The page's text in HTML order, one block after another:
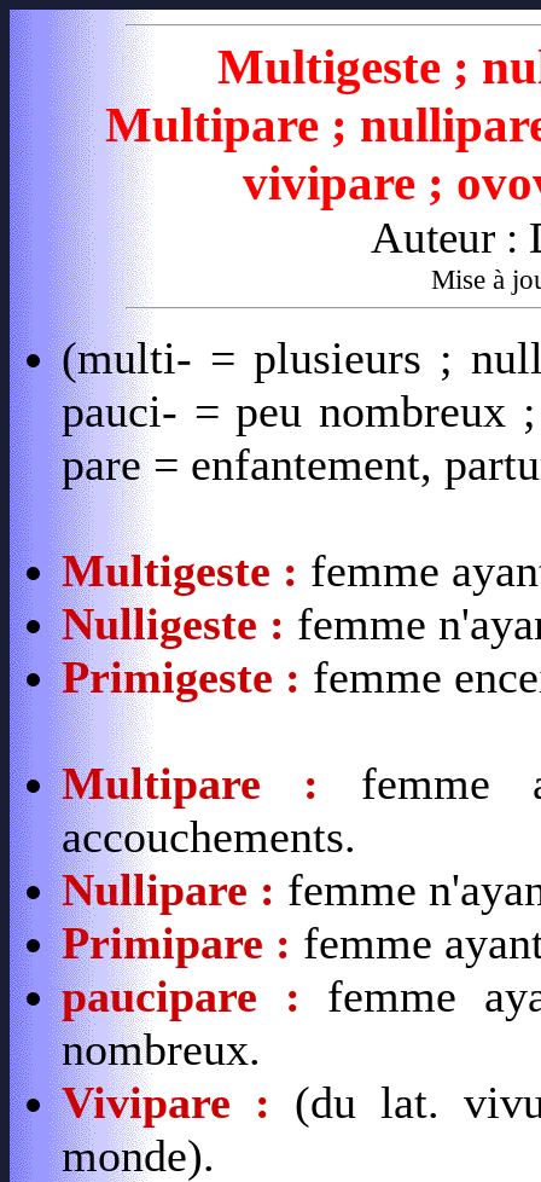
Multigeste ;
Multipare ;
vivipare ;
Auteur :
Mise à
(multi- = plusieurs ;
pauci- = peu nombreux
pare = enfantement,
Multigeste : femme
Nulligeste : femme
Primigeste : femme
Multipare : femme
accouchements.
Nullipare : femme
Primipare : femme
paucipare : femme
nombreux.
Vivipare : (du lat.
monde).